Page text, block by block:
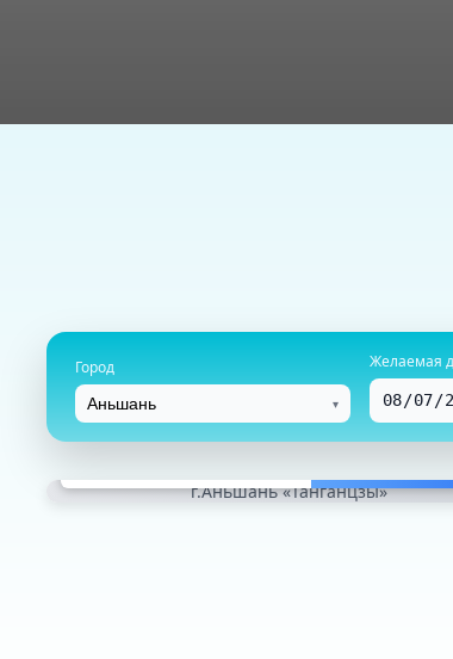
Город
▾
Желаемая
г.Аньшань «Танганцзы»